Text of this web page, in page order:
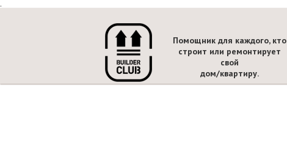
.
Помощник для каждого, кто
строит или ремонтирует
свой
дом/квартиру.